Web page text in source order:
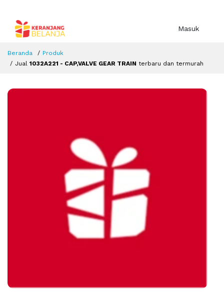
Masuk
Beranda
Produk
Jual 1032A221 - CAP,VALVE GEAR TRAIN terbaru dan termurah